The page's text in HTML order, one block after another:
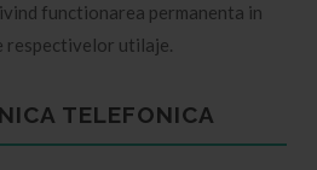
functionarea permanenta in
respectivelor utilaje.
TELEFONICA